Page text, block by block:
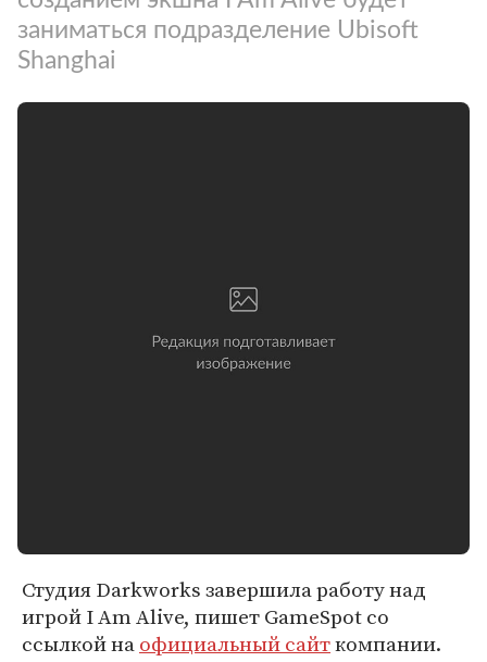
заниматься подразделение Ubisoft
Shanghai
Студия Darkworks завершила работу над
игрой I Am Alive, пишет GameSpot со
ссылкой наофициальный сайткомпании.